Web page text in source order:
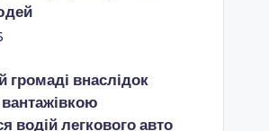
громаді внаслідок
вантажівкою
водій легкового авто